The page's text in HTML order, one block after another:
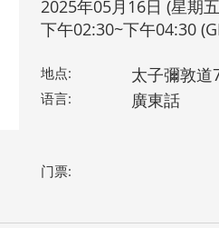
2025年05月16日 (星期
下午02:30~下午04:30
地点: 太子彌敦道
语言: 廣東話
门票: